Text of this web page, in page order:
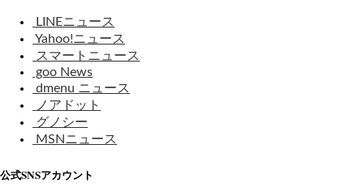
LINEニュース
Yahoo!ニュース
スマートニュース
goo News
dmenu ニュース
ノアドット
グノシー
MSNニュース
公式SNSアカウント